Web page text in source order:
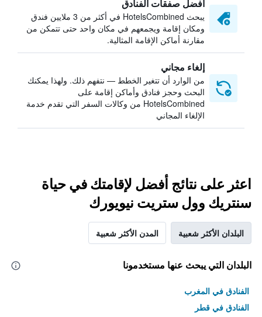
أفضل صفقات الفنادق
يبحث HotelsCombined في أكثر من 3 ملايين فندق
ومكان إقامة ويجمعهم في مكان واحد حتى تتمكن من
مقارنة أماكن الإقامة المثالية.
إلغاء مجاني
من الوارد أن تتغير الخطط — نتفهم ذلك. ولهذا يمكنك
البحث وحجز فنادق وأماكن إقامة على
HotelsCombined من وكالات السفر التي تقدم خدمة
الإلغاء المجاني
اعثر على نتائج أفضل لإقامتك في حياة
سنتريك وول ستريت نيويورك
البلدان الأكثر شعبية المدن الأكثر شعبية
البلدان التي يبحث عنها مستخدمونا
الفنادق في المغرب
الفنادق في قطر